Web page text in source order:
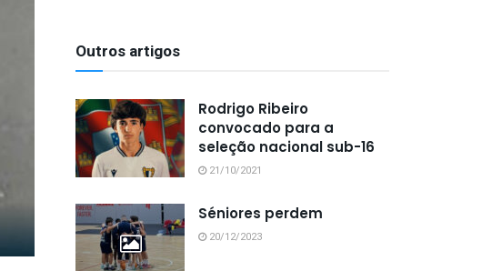
Outros artigos
Rodrigo Ribeiro
convocado para a
seleção nacional sub-16
21/10/2021
Séniores perdem
20/12/2023